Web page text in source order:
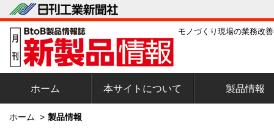
モノづくり現場の業務改
ホーム 本サイトについて 製品情報
ホーム > 製品情報